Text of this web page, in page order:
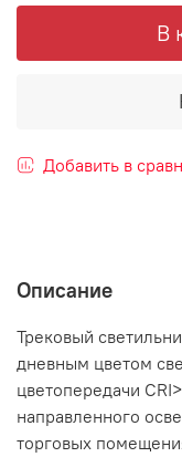
В
Добавить в
Описание
Трековый
дневным цветом
цветопередачи
направленного
торговых